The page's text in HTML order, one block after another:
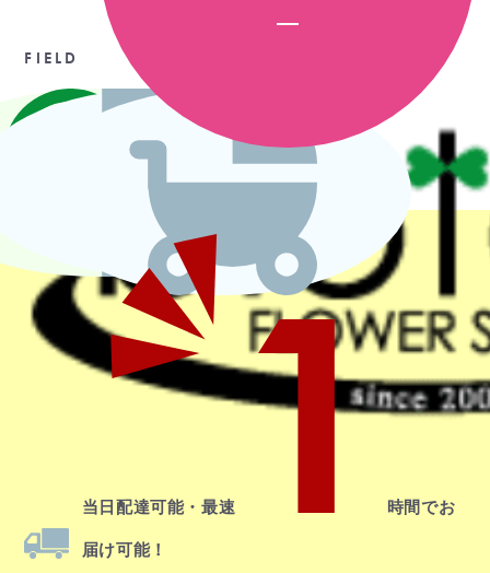
FIELD
当日配達可能・最速1時間でお
届け可能！